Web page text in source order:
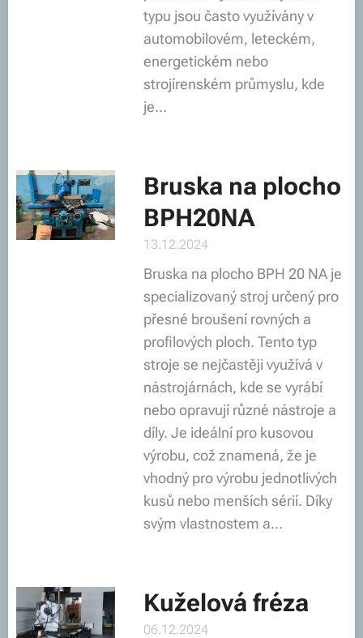
typu jsou často využívány v
automobilovém, leteckém,
energetickém nebo
strojírenském průmyslu, kde
je...
Bruska na plocho
BPH20NA
13.12.2024
Bruska na plocho BPH 20 NA je
specializovaný stroj určený pro
přesné broušení rovných a
profilových ploch. Tento typ
stroje se nejčastěji využívá v
nástrojárnách, kde se vyrábí
nebo opravují různé nástroje a
díly. Je ideální pro kusovou
výrobu, což znamená, že je
vhodný pro výrobu jednotlivých
kusů nebo menších sérií. Díky
svým vlastnostem a...
Kuželová fréza
06.12.2024